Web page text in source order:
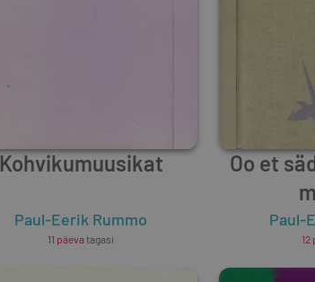
Kohvikumuusikat
Paul-Eerik Rummo
11 päevatagasi
Oo et
Paul-
12